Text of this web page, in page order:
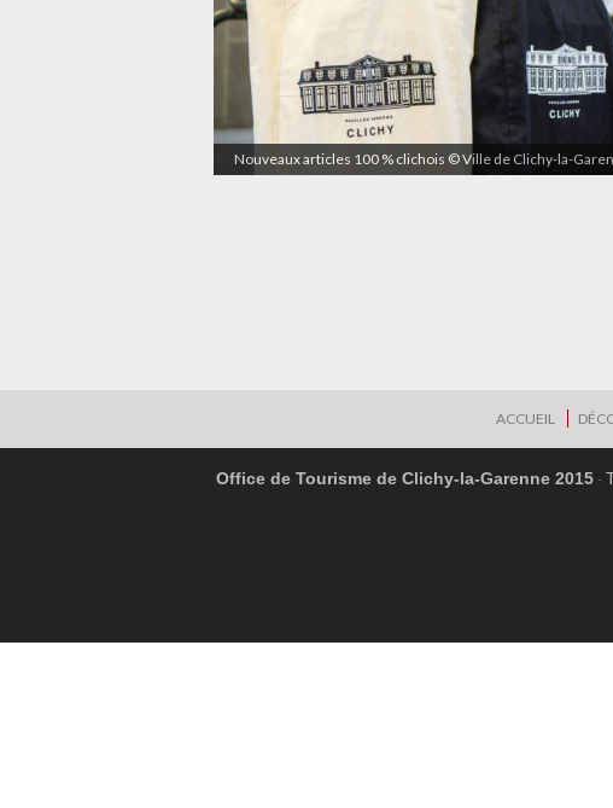
Nouveaux articles 100 % clichois © Ville de Clichy-la-
ACCUEIL
Office de Tourisme de Clichy-la-Garenne 2015